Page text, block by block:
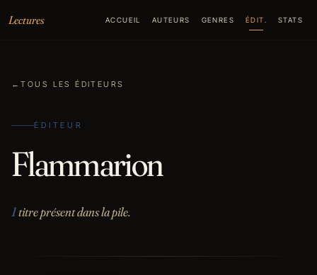
Lectures
ACCUEIL AUTEURS GENRES ÉDIT. STATS
←TOUS LES ÉDITEURS
ÉDITEUR
Flammarion
1titre présent dans la pile.